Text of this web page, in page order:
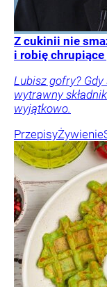
Z cukinii nie
i robię
Lubisz gofry?
wytrawny
wyjątkowo.
PrzepisyŻywienie